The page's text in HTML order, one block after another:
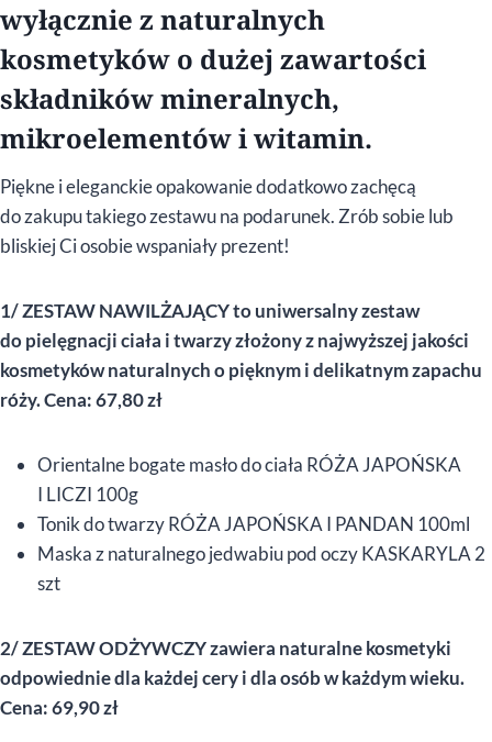
wyłącznie z naturalnych
kosmetyków o dużej zawartości
składników mineralnych,
mikroelementów i witamin.
Piękne i eleganckie opakowanie dodatkowo zachęcą
do zakupu takiego zestawu na podarunek. Zrób sobie lub
bliskiej Ci osobie wspaniały prezent!
1/ ZESTAW NAWILŻAJĄCY to uniwersalny zestaw
do pielęgnacji ciała i twarzy złożony z najwyższej jakości
kosmetyków naturalnych o pięknym i delikatnym zapachu
róży. Cena: 67,80 zł
Orientalne bogate masło do ciała RÓŻA JAPOŃSKA
I LICZI 100g
Tonik do twarzy RÓŻA JAPOŃSKA I PANDAN 100ml
Maska z naturalnego jedwabiu pod oczy KASKARYLA 2
szt
2/ ZESTAW ODŻYWCZY zawiera naturalne kosmetyki
odpowiednie dla każdej cery i dla osób w każdym wieku.
Cena: 69,90 zł